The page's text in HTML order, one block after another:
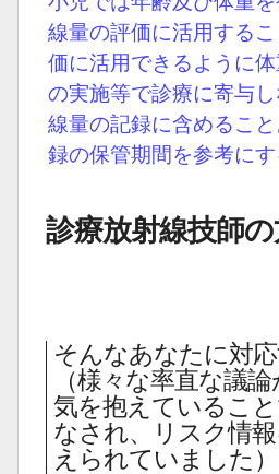
線量の評価に活用する
価に活用できるように
の実施等で診療に寄与
線量の記録に含めるこ
録の保管期間を参考に
診療放射線技師
そんなあなたに対
（様々な率直な議
気を抱えているこ
なされ、リスク情
えられていました）